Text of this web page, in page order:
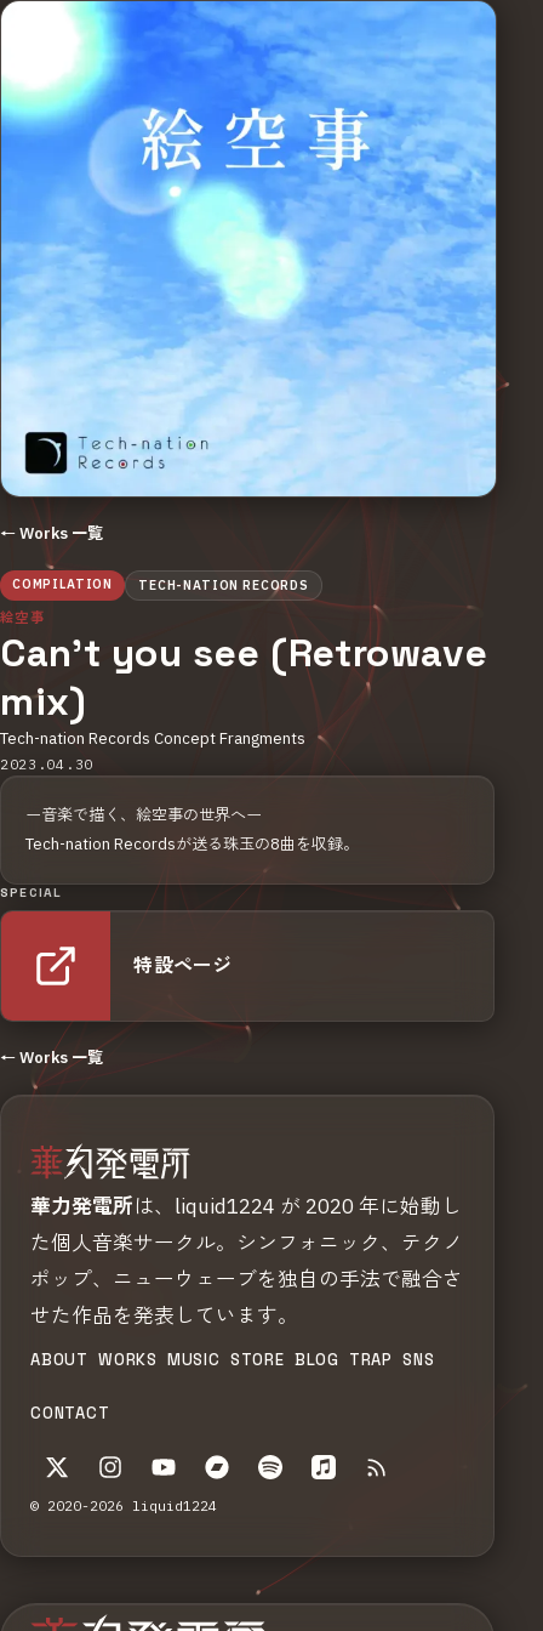
← Works 一覧
COMPILATION TECH-NATION RECORDS
絵空事
Can't you see (Retrowave
mix)
Tech-nation Records Concept Frangments
2023.04.30
ー音楽で描く、絵空事の世界へー
Tech-nation Recordsが送る珠玉の8曲を収録。
SPECIAL
特設ページ
← Works 一覧
華力発電所は、liquid1224 が 2020 年に始動し
た個人音楽サークル。シンフォニック、テクノ
ポップ、ニューウェーブを独自の手法で融合さ
せた作品を発表しています。
ABOUT WORKS MUSIC STORE BLOG TRAP SNS
CONTACT
© 2020-2026 liquid1224